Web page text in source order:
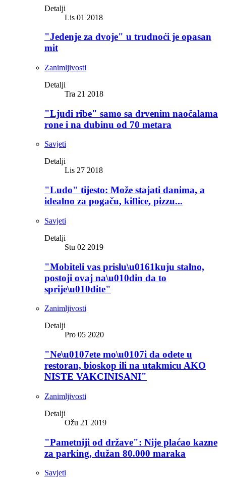
Detalji
Lis 01 2018
"Jedenje za dvoje" u trudnoći je opasan
mit
Zanimljivosti
Detalji
Tra 21 2018
"Ljudi ribe" samo sa drvenim naočalama
rone i na dubinu od 70 metara
Savjeti
Detalji
Lis 27 2018
"Ludo" tijesto: Može stajati danima, a
idealno za pogaču, kiflice, pizzu...
Savjeti
Detalji
Stu 02 2019
"Mobiteli vas prislu\u0161kuju stalno,
postoji ovaj na\u010din da to
sprije\u010dite"
Zanimljivosti
Detalji
Pro 05 2020
"Ne\u0107ete mo\u0107i da odete u
restoran, bioskop ili na utakmicu AKO
NISTE VAKCINISANI"
Zanimljivosti
Detalji
Ožu 21 2019
"Pametniji od države": Nije plaćao kazne
za parking, dužan 80.000 maraka
Savjeti